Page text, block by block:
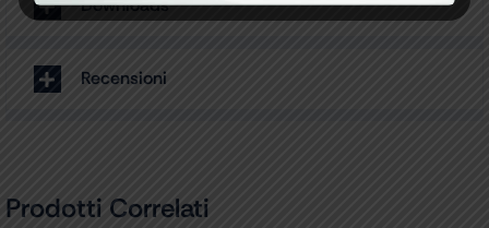
Downloads
Recensioni
Prodotti Correlati